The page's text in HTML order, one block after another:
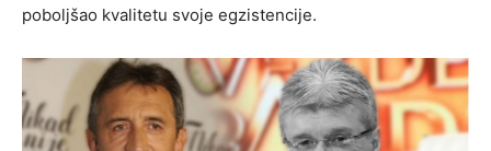
poboljšao kvalitetu svoje egzistencije.